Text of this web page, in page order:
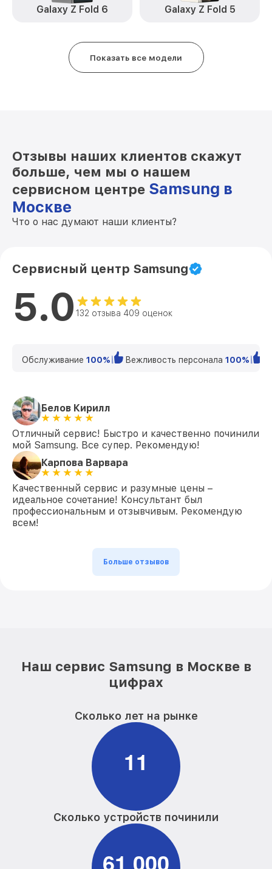
Замена разъема зарядки Galaxy A52
Замена защитного стекла Galaxy A52
Galaxy Z Fold 6 Galaxy Z Fold 5
Показать все модели
Отзывы наших клиентов скажут
больше, чем мы о нашем
сервисном центре Samsung в
Москве
Что о нас думают наши клиенты?
Сервисный центр Samsung
5.0 132 отзыва 409 оценок
Обслуживание 100% Вежливость персонала 100%
Белов Кирилл
Отличный сервис! Быстро и качественно починили
мой Samsung. Все супер. Рекомендую!
Карпова Варвара
Качественный сервис и разумные цены –
идеальное сочетание! Консультант был
профессиональным и отзывчивым. Рекомендую
всем!
Больше отзывов
Наш сервис Samsung в Москве в
цифрах
Сколько лет на рынке
11
Сколько устройств починили
61 000